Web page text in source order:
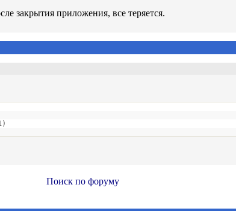
закрытия приложения, все теряется.
Поиск по форуму